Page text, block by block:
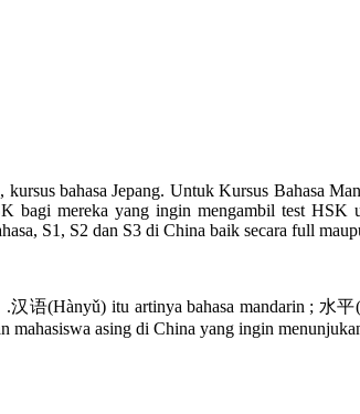
bahasa Jepang. Untuk Kursus Bahasa
bagi mereka yang ingin mengambil test
S1, S2 dan S3 di China baik secara full
语(Hànyǔ) itu artinya bahasa mandarin ; 水
mahasiswa asing di China yang ingin